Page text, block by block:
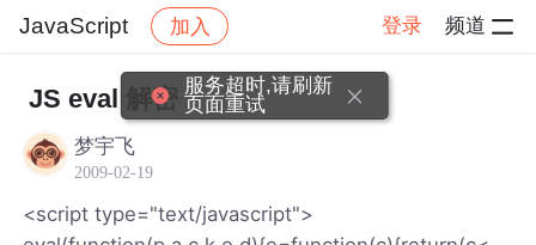
JavaScript 加入 登录 频道
社区 JavaScript 帖子详情
JS eval 解密
梦宇飞
2009-02-19
<script type="text/javascript">
服务超时,请刷新
页面重试